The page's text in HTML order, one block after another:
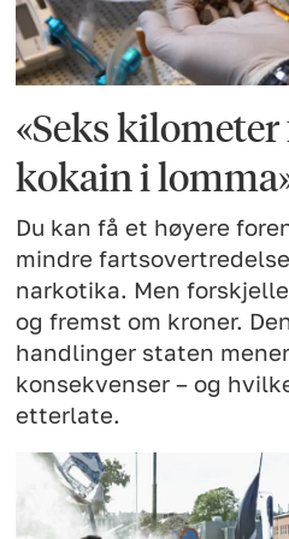
«Seks
kokain i
Du kan få et høyere
mindre
narkotika. Men
og fremst om kroner.
handlinger staten
konsekvenser – og
etterlate.